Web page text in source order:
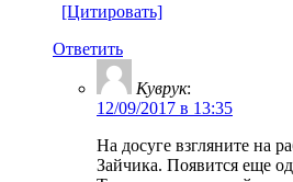
[Цитировать]
Ответить
Куврук:
12/09/2017 в 13:35
На досуге взгляните на
Зайчика. Появится еще